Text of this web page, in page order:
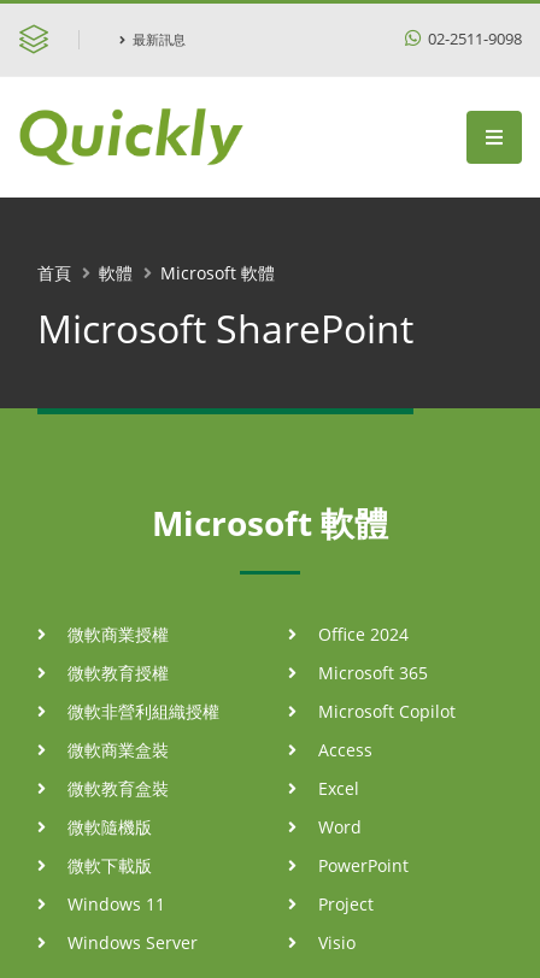
最新訊息 02-2511-9098
Microsoft SharePoint
首頁 軟體 Microsoft 軟體
Microsoft 軟體
微軟商業授權
微軟教育授權
微軟非營利組織授權
微軟商業盒裝
微軟教育盒裝
微軟隨機版
微軟下載版
Windows 11
Windows Server
Office 2024
Microsoft 365
Microsoft Copilot
Access
Excel
Word
PowerPoint
Project
Visio